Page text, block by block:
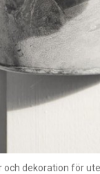
och dekoration för